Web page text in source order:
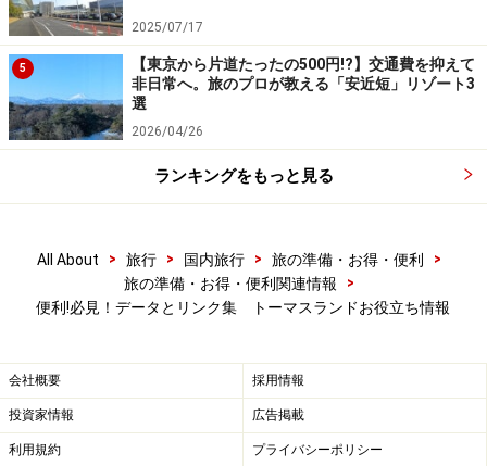
2025/07/17
5
【東京から片道たったの500円!?】交通費を抑えて
非日常へ。旅のプロが教える「安近短」リゾート3
選
2026/04/26
ランキングをもっと見る
All About > 旅行 > 国内旅行 > 旅の準備・お得・便利
>
旅の準備・お得・便利関連情報
>
便利!必見！データとリンク集 トーマスランドお役立ち情報
会社概要 採用情報
投資家情報 広告掲載
利用規約 プライバシーポリシー